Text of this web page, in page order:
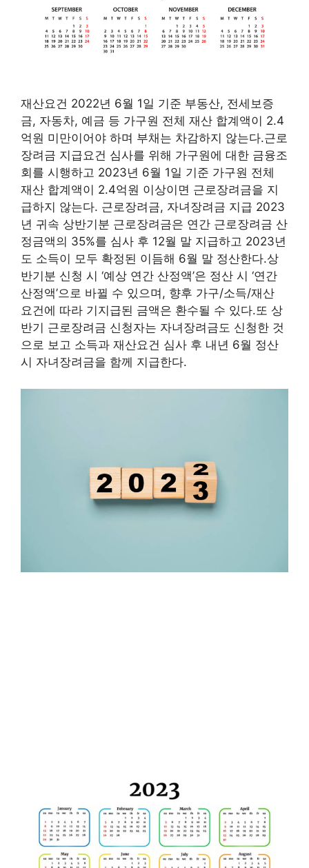
재산요건 2022년 6월 1일 기준 부동산, 전세보증
금, 자동차, 예금 등 가구원 전체 재산 합계액이 2.4
억원 미만이어야 하며 부채는 차감하지 않는다.근로
장려금 지급요건 심사를 위해 가구원에 대한 금융조
회를 시행하고 2023년 6월 1일 기준 가구원 전체
재산 합계액이 2.4억원 이상이면 근로장려금을 지
급하지 않는다. 근로장려금, 자녀장려금 지급 2023
년 귀속 상반기분 근로장려금은 연간 근로장려금 산
정금액의 35%를 심사 후 12월 말 지급하고 2023년
도 소득이 모두 확정된 이듬해 6월 말 정산한다.상
반기분 신청 시 ‘예상 연간 산정액’은 정산 시 ‘연간
산정액’으로 바뀔 수 있으며, 향후 가구/소득/재산
요건에 따라 기지급된 금액은 환수될 수 있다.또 상
반기 근로장려금 신청자는 자녀장려금도 신청한 것
으로 보고 소득과 재산요건 심사 후 내년 6월 정산
시 자녀장려금을 함께 지급한다.